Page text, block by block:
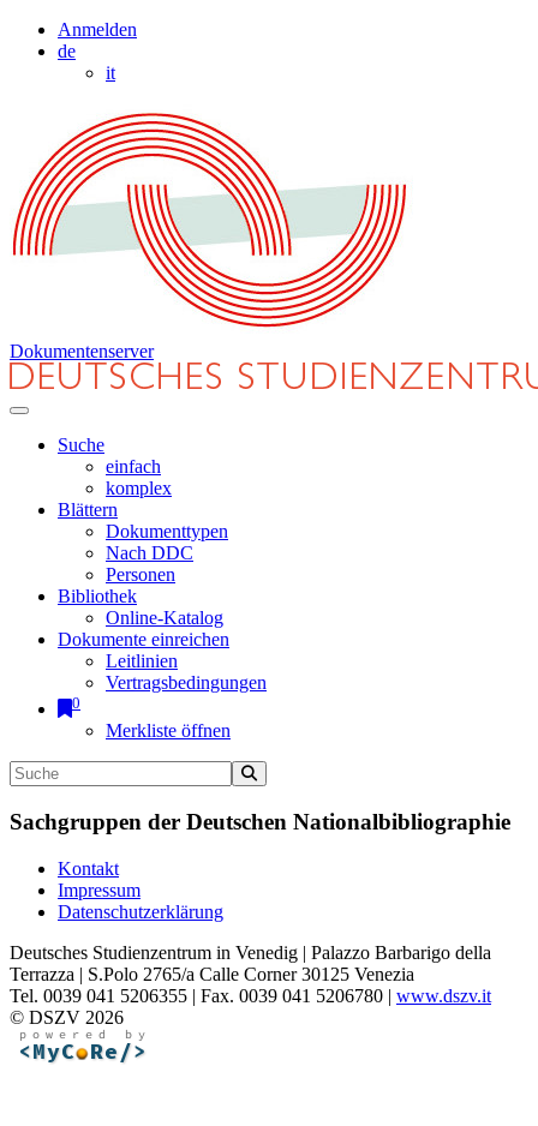
Anmelden
de
it
Dokumentenserver
Suche
einfach
komplex
Blättern
Dokumenttypen
Nach DDC
Personen
Bibliothek
Online-Katalog
Dokumente einreichen
Leitlinien
Vertragsbedingungen
0
Merkliste öffnen
Sachgruppen der Deutschen Nationalbibliographie
Kontakt
Impressum
Datenschutzerklärung
Deutsches Studienzentrum in Venedig | Palazzo Barbarigo della
Terrazza | S.Polo 2765/a Calle Corner 30125 Venezia
Tel. 0039 041 5206355 | Fax. 0039 041 5206780 | www.dszv.it
© DSZV 2026